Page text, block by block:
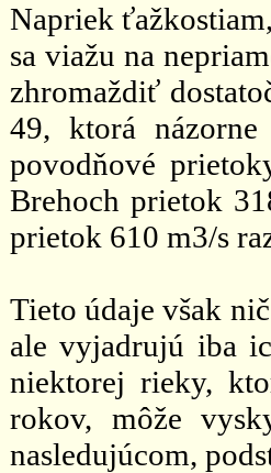
Napriek
sa viažu na
zhromaždiť
49, ktorá
povodňové
Brehoch prietok
prietok 610 m3/s
Tieto údaje však
ale vyjadrujú iba
niektorej rieky,
rokov, môže
nasledujúcom,